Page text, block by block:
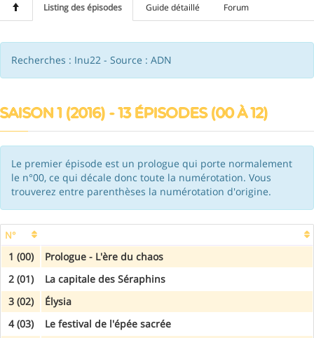
Listing des épisodes Guide détaillé Forum
Recherches : Inu22 - Source : ADN
SAISON 1 (2016) - 13 ÉPISODES (00 À 12)
Le premier épisode est un prologue qui porte normalement
le n°00, ce qui décale donc toute la numérotation. Vous
trouverez entre parenthèses la numérotation d'origine.
N°
1 (00)
Prologue - L'ère du chaos
2 (01)
La capitale des Séraphins
3 (02)
Élysia
4 (03)
Le festival de l'épée sacrée